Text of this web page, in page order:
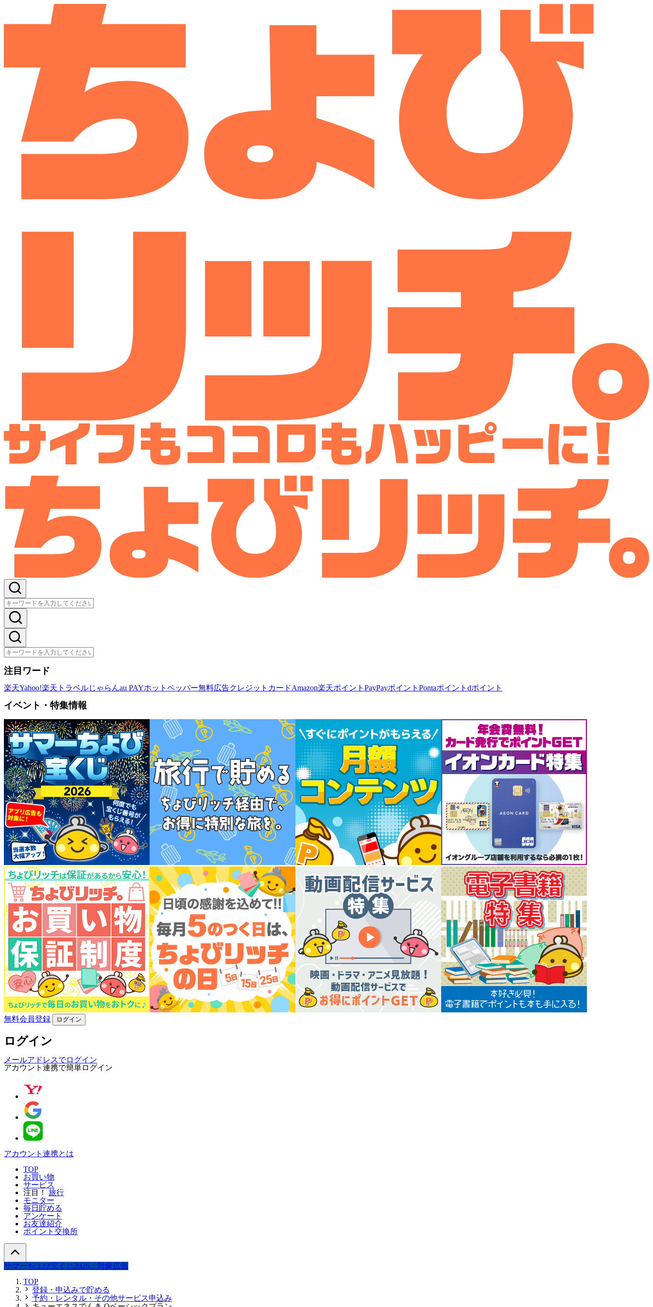
注目ワード
楽天Yahoo!楽天トラベルじゃらんau PAYホットペッパー無料広告クレジットカードAmazon楽天ポイント PayPayポイント Pontaポイント dポイント
イベント・特集情報
無料会員登録 ログイン
ログイン
メールアドレスでログイン
アカウント連携で簡単ログイン
アカウント連携とは
TOP
お買い物
サービス
注目！
旅行
モニター
毎日貯める
アンケート
お友達紹介
ポイント交換所
サマーちょび宝くじ2026：対象広告
TOP
登録・申込みで貯める
予約・レンタル・その他サービス申込み